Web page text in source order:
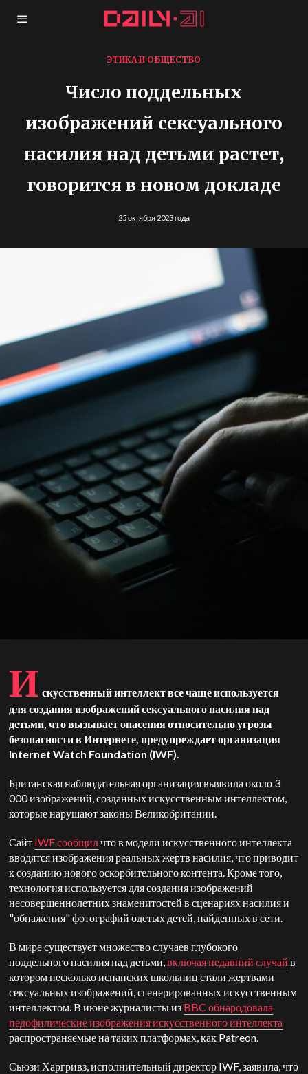
ЭТИКА И ОБЩЕСТВО
Число поддельных
изображений сексуального
насилия над детьми растет,
говорится в новом докладе
25 октября 2023 года
И скусственный интеллект все чаще используется
для создания изображений сексуального насилия над
детьми, что вызывает опасения относительно угрозы
безопасности в Интернете, предупреждает организация
Internet Watch Foundation (IWF).
Британская наблюдательная организация выявила около 3
000 изображений, созданных искусственным интеллектом,
которые нарушают законы Великобритании.
Сайт IWF сообщилчто в модели искусственного интеллекта
вводятся изображения реальных жертв насилия, что приводит
к созданию нового оскорбительного контента. Кроме того,
технология используется для создания изображений
несовершеннолетних знаменитостей в сценариях насилия и
"обнажения" фотографий одетых детей, найденных в сети.
В мире существует множество случаев глубокого
поддельного насилия над детьми,включая недавний случай в
котором несколько испанских школьниц стали жертвами
сексуальных изображений, сгенерированных искусственным
интеллектом. В июне журналисты из BBC обнародовала
педофилические изображения искусственного интеллекта
распространяемые на таких платформах, как Patreon.
Сьюзи Харгривз, исполнительный директор IWF, заявила, что